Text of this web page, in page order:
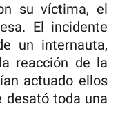
su víctima, el
El incidente
un internauta,
reacción de la
actuado ellos
desató toda una